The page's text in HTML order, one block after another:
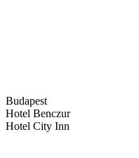
Budapest
Hotel Benczur
Hotel City Inn